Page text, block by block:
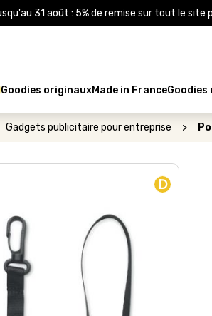
31 août : 5% de remise sur tout le site
Goodies originauxMade in FranceGoodies
Gadgets publicitaire pour entreprise >
D